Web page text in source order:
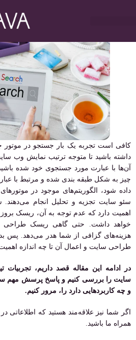
کافی است تجربه یک بار جستجو در
داشته باشید تا متوجه ترتیب نمایش وب
آن‌ها با عبارت مورد جستجوی خود شده
چیز به شکل طبقه بندی شده و مرتبط با
داده شود، الگوریتم‌های موجود در
سئو سایت تجزیه و تحلیل انجام
اهمیت دارد که عدم توجه به آن، ریسک
خواهد داشت. حتی گاهی ریسک طراحی
هزینه‌های گزافی از شما هدر می‌دهد. پس
طراحی سایت و اعمال آن تا چه اندازه اهمیت
در ادامه این مقاله قصد داریم، تجربیات
سایت را بررسی کنیم و پاسخ پرسش مهم
و چه کاربردهایی دارد را، مرور کنیم.
اگر شما نیز علاقه‌مند هستید که اطلاعاتی
همراه ما باشید.